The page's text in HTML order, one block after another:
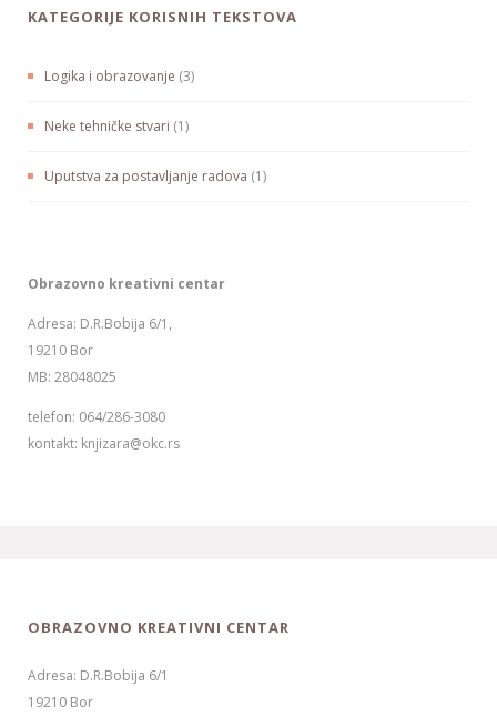
KATEGORIJE KORISNIH TEKSTOVA
Logika i obrazovanje (3)
Neke tehničke stvari (1)
Uputstva za postavljanje radova (1)
Obrazovno kreativni centar
Adresa: D.R.Bobija 6/1,
19210 Bor
MB: 28048025
telefon: 064/286-3080
kontakt: knjizara@okc.rs
OBRAZOVNO KREATIVNI CENTAR
Adresa: D.R.Bobija 6/1
19210 Bor